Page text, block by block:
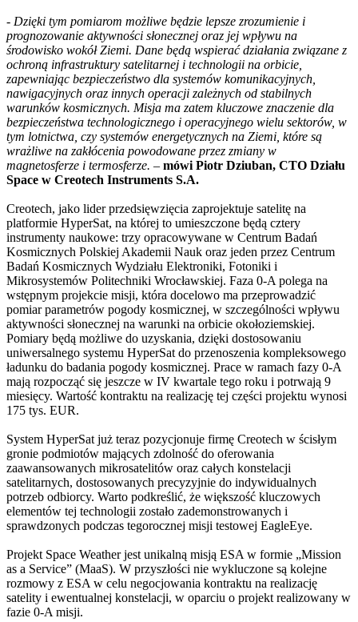
- Dzięki tym pomiarom możliwe będzie lepsze zrozumienie i
prognozowanie aktywności słonecznej oraz jej wpływu na
środowisko wokół Ziemi. Dane będą wspierać działania związane z
ochroną infrastruktury satelitarnej i technologii na orbicie,
zapewniając bezpieczeństwo dla systemów komunikacyjnych,
nawigacyjnych oraz innych operacji zależnych od stabilnych
warunków kosmicznych. Misja ma zatem kluczowe znaczenie dla
bezpieczeństwa technologicznego i operacyjnego wielu sektorów, w
tym lotnictwa, czy systemów energetycznych na Ziemi, które są
wrażliwe na zakłócenia powodowane przez zmiany w
magnetosferze i termosferze. – mówi Piotr Dziuban, CTO Działu
Space w Creotech Instruments S.A.
Creotech, jako lider przedsięwzięcia zaprojektuje satelitę na
platformie HyperSat, na której to umieszczone będą cztery
instrumenty naukowe: trzy opracowywane w Centrum Badań
Kosmicznych Polskiej Akademii Nauk oraz jeden przez Centrum
Badań Kosmicznych Wydziału Elektroniki, Fotoniki i
Mikrosystemów Politechniki Wrocławskiej. Faza 0-A polega na
wstępnym projekcie misji, która docelowo ma przeprowadzić
pomiar parametrów pogody kosmicznej, w szczególności wpływu
aktywności słonecznej na warunki na orbicie okołoziemskiej.
Pomiary będą możliwe do uzyskania, dzięki dostosowaniu
uniwersalnego systemu HyperSat do przenoszenia kompleksowego
ładunku do badania pogody kosmicznej. Prace w ramach fazy 0-A
mają rozpocząć się jeszcze w IV kwartale tego roku i potrwają 9
miesięcy. Wartość kontraktu na realizację tej części projektu wynosi
175 tys. EUR.
System HyperSat już teraz pozycjonuje firmę Creotech w ścisłym
gronie podmiotów mających zdolność do oferowania
zaawansowanych mikrosatelitów oraz całych konstelacji
satelitarnych, dostosowanych precyzyjnie do indywidualnych
potrzeb odbiorcy. Warto podkreślić, że większość kluczowych
elementów tej technologii zostało zademonstrowanych i
sprawdzonych podczas tegorocznej misji testowej EagleEye.
Projekt Space Weather jest unikalną misją ESA w formie „Mission
as a Service” (MaaS). W przyszłości nie wykluczone są kolejne
rozmowy z ESA w celu negocjowania kontraktu na realizację
satelity i ewentualnej konstelacji, w oparciu o projekt realizowany w
fazie 0-A misji.